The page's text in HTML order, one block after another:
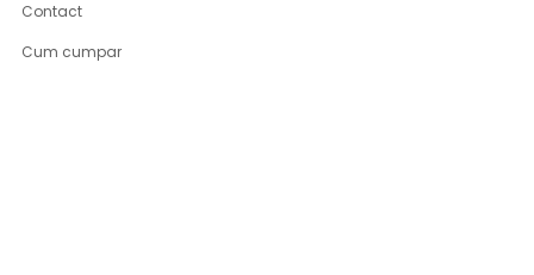
Contact
Cum cumpar